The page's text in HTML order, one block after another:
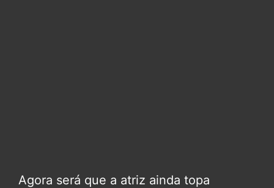
Agora será que a atriz ainda topa